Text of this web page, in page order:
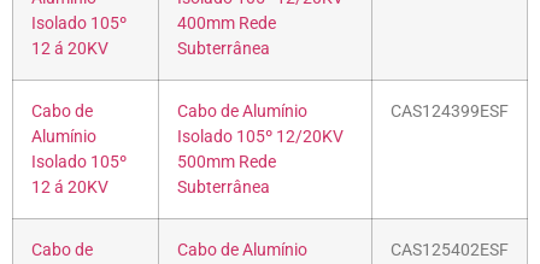
Isolado 105º
12 á 20KV
400mm Rede
Subterrânea
Cabo de
Alumínio
Isolado 105º
12 á 20KV
Cabo de Alumínio
Isolado 105º 12/20KV
500mm Rede
Subterrânea
CAS124399ESF
Cabo de
Cabo de Alumínio
CAS125402ESF